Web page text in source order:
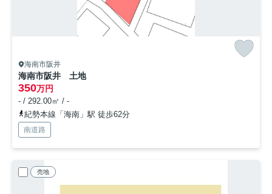
海南市阪井
海南市阪井 土地
350万円
- / 292.00㎡ / -
紀勢本線「海南」駅 徒歩62分
南道路
売地